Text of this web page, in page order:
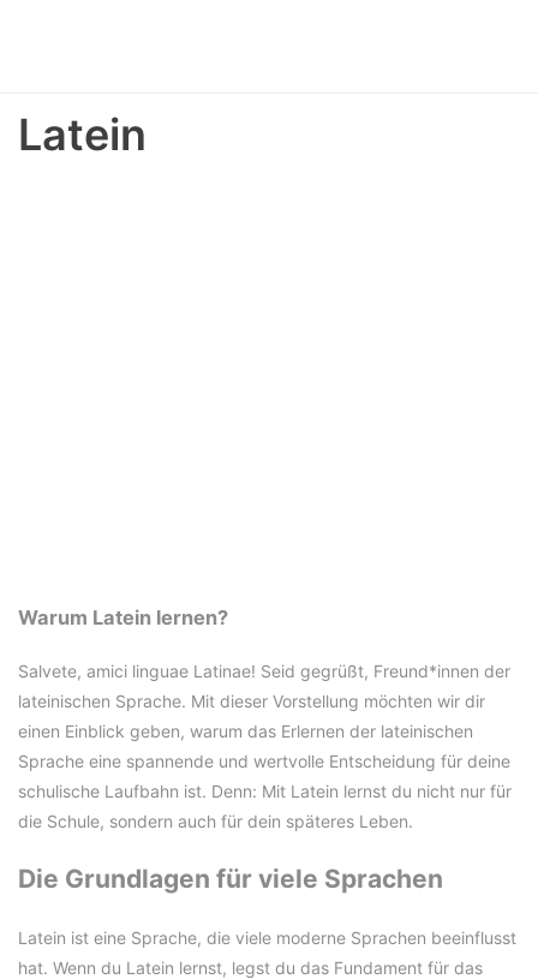
Latein
Warum Latein lernen?
Salvete, amici linguae Latinae! Seid gegrüßt, Freund*innen der
lateinischen Sprache. Mit dieser Vorstellung möchten wir dir
einen Einblick geben, warum das Erlernen der lateinischen
Sprache eine spannende und wertvolle Entscheidung für deine
schulische Laufbahn ist. Denn: Mit Latein lernst du nicht nur für
die Schule, sondern auch für dein späteres Leben.
Die Grundlagen für viele Sprachen
Latein ist eine Sprache, die viele moderne Sprachen beeinflusst
hat. Wenn du Latein lernst, legst du das Fundament für das